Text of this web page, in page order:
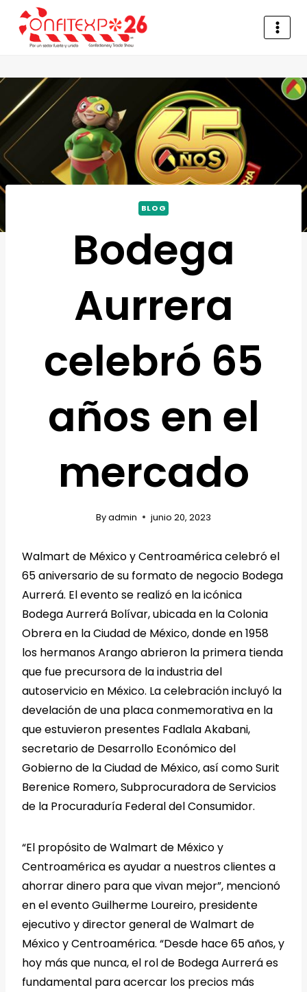
BLOG
Bodega
Aurrera
celebró 65
años en el
mercado
Byadmin junio 20, 2023
Walmart de México y Centroamérica celebró el
65 aniversario de su formato de negocio Bodega
Aurrerá. El evento se realizó en la icónica
Bodega Aurrerá Bolívar, ubicada en la Colonia
Obrera en la Ciudad de México, donde en 1958
los hermanos Arango abrieron la primera tienda
que fue precursora de la industria del
autoservicio en México. La celebración incluyó la
develación de una placa conmemorativa en la
que estuvieron presentes Fadlala Akabani,
secretario de Desarrollo Económico del
Gobierno de la Ciudad de México, así como Surit
Berenice Romero, Subprocuradora de Servicios
de la Procuraduría Federal del Consumidor.
“El propósito de Walmart de México y
Centroamérica es ayudar a nuestros clientes a
ahorrar dinero para que vivan mejor”, mencionó
en el evento Guilherme Loureiro, presidente
ejecutivo y director general de Walmart de
México y Centroamérica. “Desde hace 65 años, y
hoy más que nunca, el rol de Bodega Aurrerá es
fundamental para acercar los precios más